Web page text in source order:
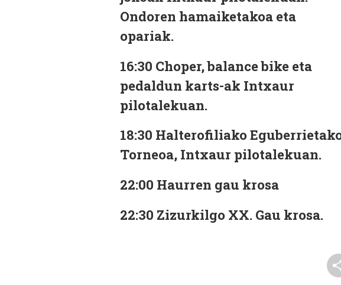
Ondoren hamaiketakoa eta
opariak.
16:30 Choper, balance bike eta
pedaldun karts-ak Intxaur
pilotalekuan.
18:30 Halterofiliako
Torneoa, Intxaur pilotalekuan.
22:00 Haurren gau krosa
22:30 Zizurkilgo XX. Gau krosa.